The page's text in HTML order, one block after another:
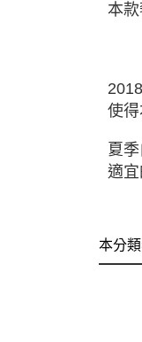
本
使
夏
適
本分